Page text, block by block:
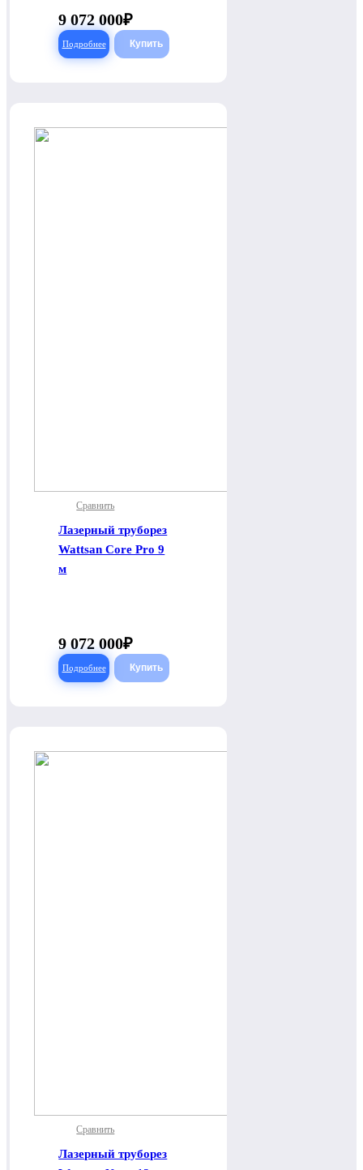
9 072 000
Подробнее
Сравнить
Лазерный труборез
Wattsan Core Pro 9
м
9 072 000
Подробнее
Сравнить
Лазерный труборез